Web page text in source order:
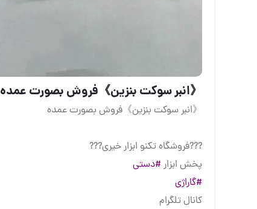
《انبر سوکت بنزین》فروش بصورت عمده
《انبر سوکت بنزین》فروش بصورت عمده
?️?️?️فروشگاه تکنو ابزار خیری?️?️?️
پخش ابزار#دستی
#گاراژی
کانال تلگرام